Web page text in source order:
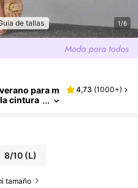
de tallas 1/6
para m
cintura
4,73 (1000+)
8/10 (L)
tamaño